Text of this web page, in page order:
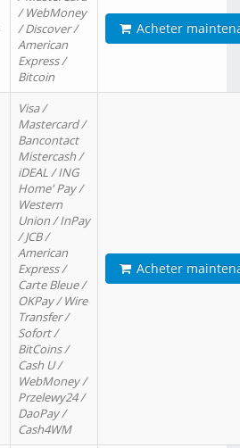
/ WebMoney
/ Discover /
American
Express /
Bitcoin
Acheter
Visa /
Mastercard /
Bancontact
Mistercash /
iDEAL / ING
Home' Pay /
Western
Union / InPay
/ JCB /
American
Express /
Carte Bleue /
OKPay / Wire
Transfer /
Sofort /
BitCoins /
Cash U /
WebMoney /
Przelewy24 /
DaoPay /
Cash4WM
Acheter